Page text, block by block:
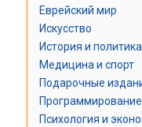
Еврейский мир
Искусство
История и политика
Медицина и спорт
Подарочные
Психология и